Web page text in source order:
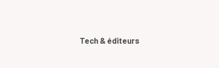
Tech & éditeurs